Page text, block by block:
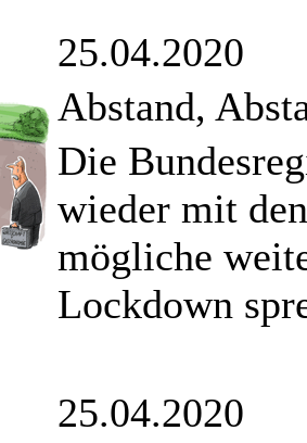
25.04.2020
Abstand,
Die
wieder mit
mögliche
Lockdown
25.04.2020